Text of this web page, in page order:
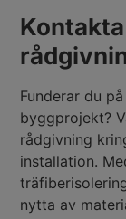
Funderar du
byggprojekt?
rådgivning
installation.
nytta av